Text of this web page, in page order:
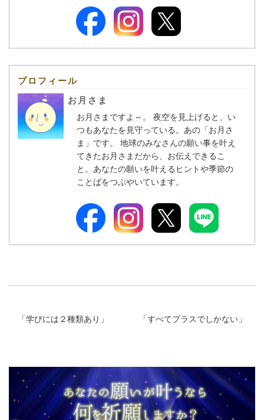
プロフィール
お月さま
お月さまですよ～。 夜空を見上げると、い
つもあなたを見守っている。あの「お月さ
ま」です。 地球のみなさんの願い事を叶え
てきたお月さまだから、お伝えできるこ
と。あなたの願いを叶えるヒントや季節の
ことばをつぶやいています。
「すべてプラスでしかない 」
「学びには２種類あり 」